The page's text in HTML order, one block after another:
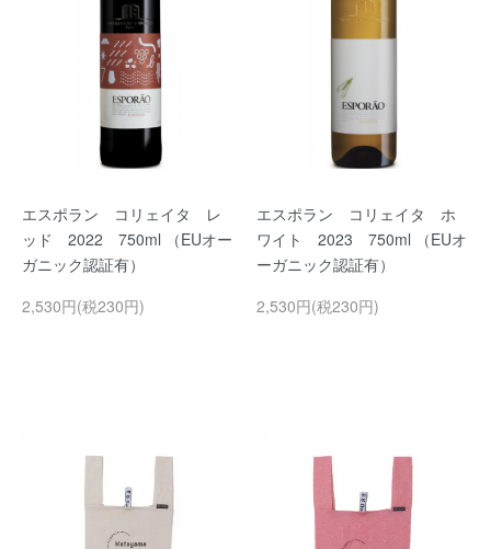
エスポラン コリェイタ レ
ッド 2022 750ml （EUオー
ガニック認証有）
2,530円(税230円)
エスポラン コリェイタ ホ
ワイト 2023 750ml （EUオ
ーガニック認証有）
2,530円(税230円)